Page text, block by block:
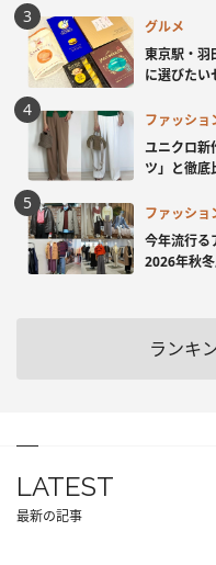
グルメ
東京駅・
に選びたい
ファッショ
ユニクロ
ツ」と徹底
ファッショ
今年流行
2026年秋
ランキ
LATEST
最新の記事